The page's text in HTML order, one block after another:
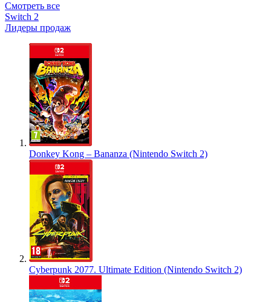
Смотреть все
Switch 2
Лидеры продаж
Donkey Kong – Bananza (Nintendo Switch 2)
Cyberpunk 2077. Ultimate Edition (Nintendo Switch 2)